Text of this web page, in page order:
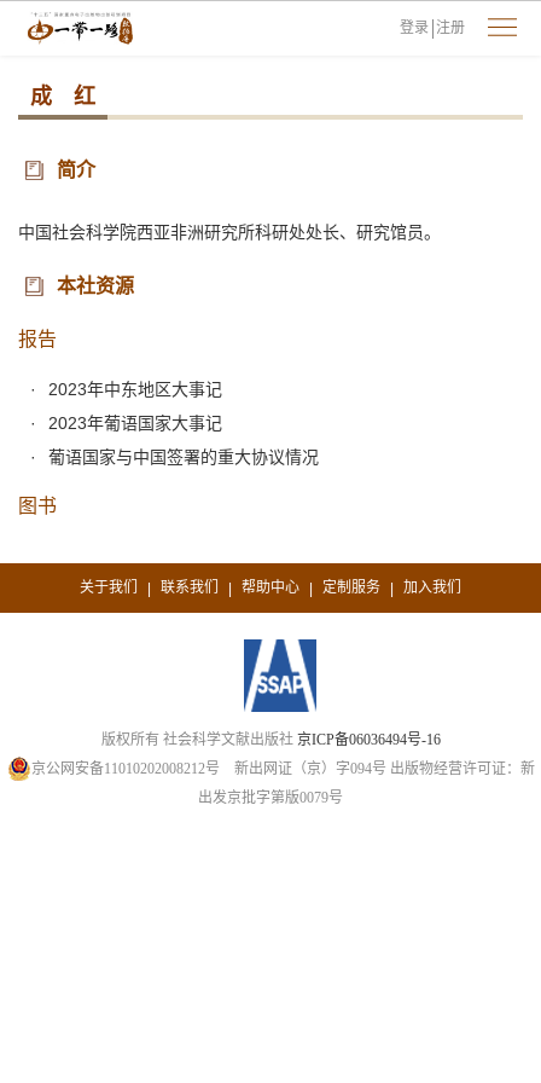
登录 注册
成 红
简介
中国社会科学院西亚非洲研究所科研处处长、研究馆员。
本社资源
报告
2023年中东地区大事记
2023年葡语国家大事记
葡语国家与中国签署的重大协议情况
图书
关于我们 | 联系我们 | 帮助中心 | 定制服务 | 加入我们
版权所有 社会科学文献出版社 京ICP备06036494号-16
京公网安备11010202008212号 新出网证（京）字094号 出版物经营许可证：新
出发京批字第版0079号